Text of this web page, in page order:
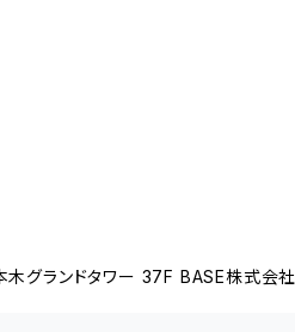
グランドタワー 37F BASE株式会社